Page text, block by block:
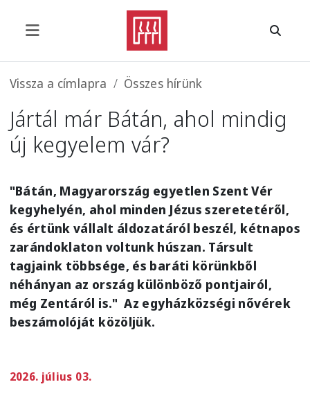
Morzsa
Vissza a címlapra Összes hírünk
Jártál már Bátán, ahol mindig
új kegyelem vár?
"Bátán, Magyarország egyetlen Szent Vér
kegyhelyén, ahol minden Jézus szeretetéről,
és értünk vállalt áldozatáról beszél, kétnapos
zarándoklaton voltunk húszan. Társult
tagjaink többsége, és baráti körünkből
néhányan az ország különböző pontjairól,
még Zentáról is." Az egyházközségi nővérek
beszámolóját közöljük.
2026. július 03.